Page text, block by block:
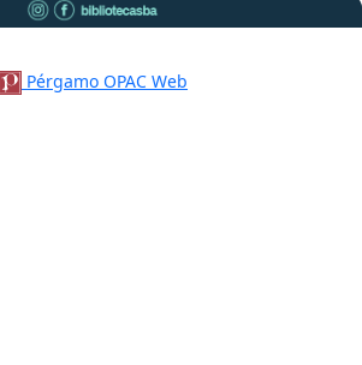
Pérgamo OPAC Web